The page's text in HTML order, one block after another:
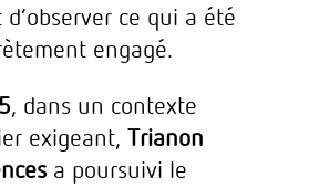
ce qui a été
engagé.
, dans un contexte
exigeant, Trianon
a poursuivi le